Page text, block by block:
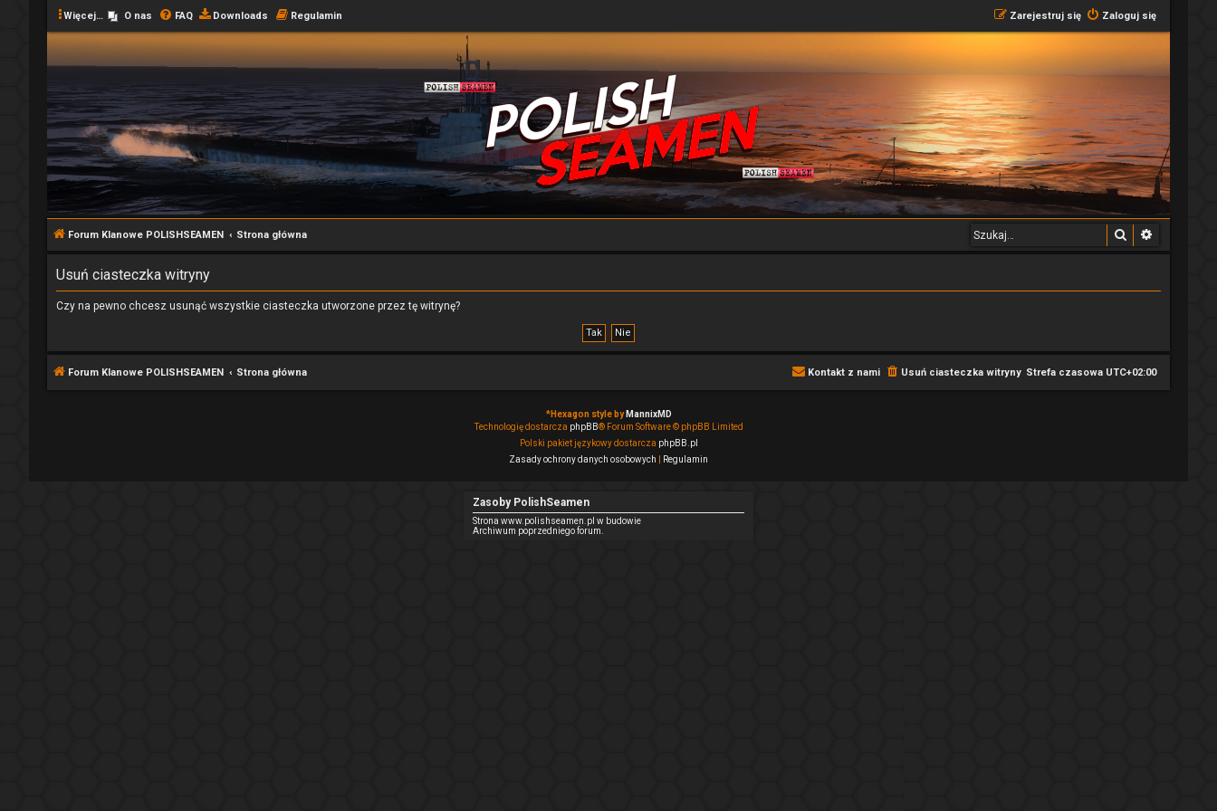
Więcej… O nas FAQ Downloads Regulamin Zaloguj się
Zarejestruj się
Forum Klanowe POLISHSEAMEN Strona główna Szukaj
Usuń ciasteczka witryny
Czy na pewno chcesz usunąć wszystkie ciasteczka utworzone przez tę witrynę?
Forum Klanowe POLISHSEAMEN Strona główna Strefa czasowa UTC+02:00
Usuń ciasteczka witryny
Kontakt z nami
*Hexagon style by MannixMD
Technologię dostarcza phpBB® Forum Software © phpBB Limited
Polski pakiet językowy dostarcza phpBB.pl
Zasady ochrony danych osobowych
Regulamin
Zasoby PolishSeamen
Strona www.polishseamen.pl w budowie
Archiwum poprzedniego forum.